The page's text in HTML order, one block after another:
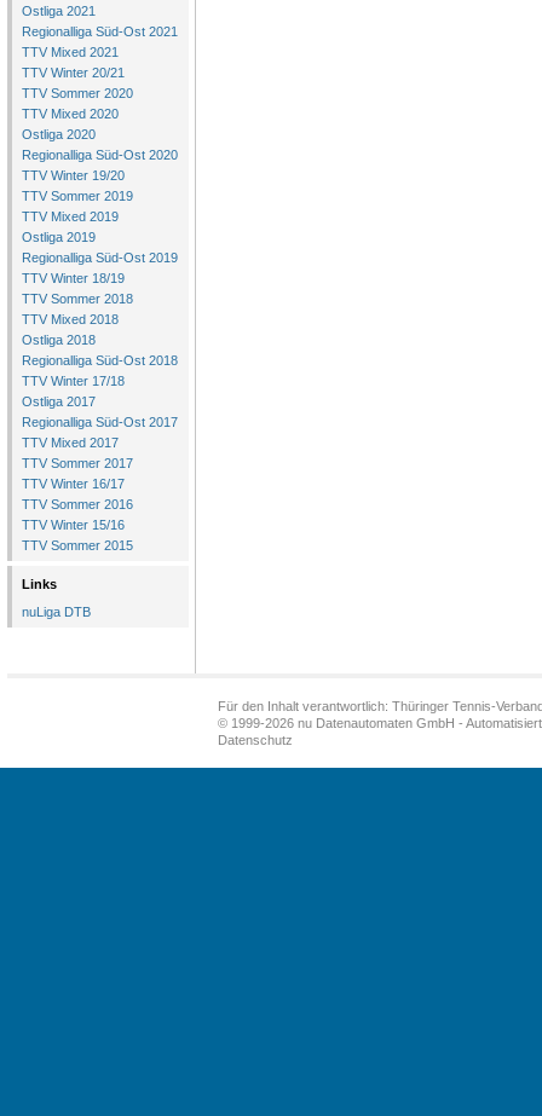
Ostliga 2021
Regionalliga Süd-Ost 2021
TTV Mixed 2021
TTV Winter 20/21
TTV Sommer 2020
TTV Mixed 2020
Ostliga 2020
Regionalliga Süd-Ost 2020
TTV Winter 19/20
TTV Sommer 2019
TTV Mixed 2019
Ostliga 2019
Regionalliga Süd-Ost 2019
TTV Winter 18/19
TTV Sommer 2018
TTV Mixed 2018
Ostliga 2018
Regionalliga Süd-Ost 2018
TTV Winter 17/18
Ostliga 2017
Regionalliga Süd-Ost 2017
TTV Mixed 2017
TTV Sommer 2017
TTV Winter 16/17
TTV Sommer 2016
TTV Winter 15/16
TTV Sommer 2015
Links
nuLiga DTB
Für den Inhalt verantwortlich: Thüringer Tennis-
© 1999-2026 nu Datenautomaten GmbH -
Datenschutz